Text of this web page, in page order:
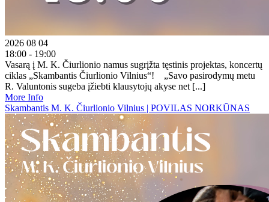
2026 08 04
18:00 - 19:00
Vasarą į M. K. Čiurlionio namus sugrįžta tęstinis projektas, koncertų
ciklas „Skambantis Čiurlionio Vilnius“! „Savo pasirodymų metu
R. Valuntonis sugeba įžiebti klausytojų akyse net [...]
More Info
Skambantis M. K. Čiurlionio Vilnius | POVILAS NORKŪNAS